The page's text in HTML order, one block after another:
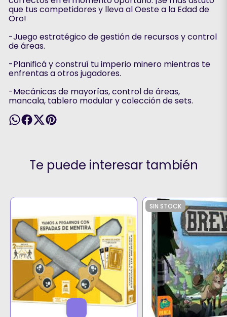
que tus competidores y lleva al Oeste a la Edad de
Oro!
-Juego estratégico de gestión de recursos y control
de áreas.
-Planificá y construí tu imperio minero mientras te
enfrentas a otros jugadores.
-Mecánicas de mayorías, control de áreas,
mancala, tablero modular y colección de sets.
Te puede interesar también
SIN STOCK